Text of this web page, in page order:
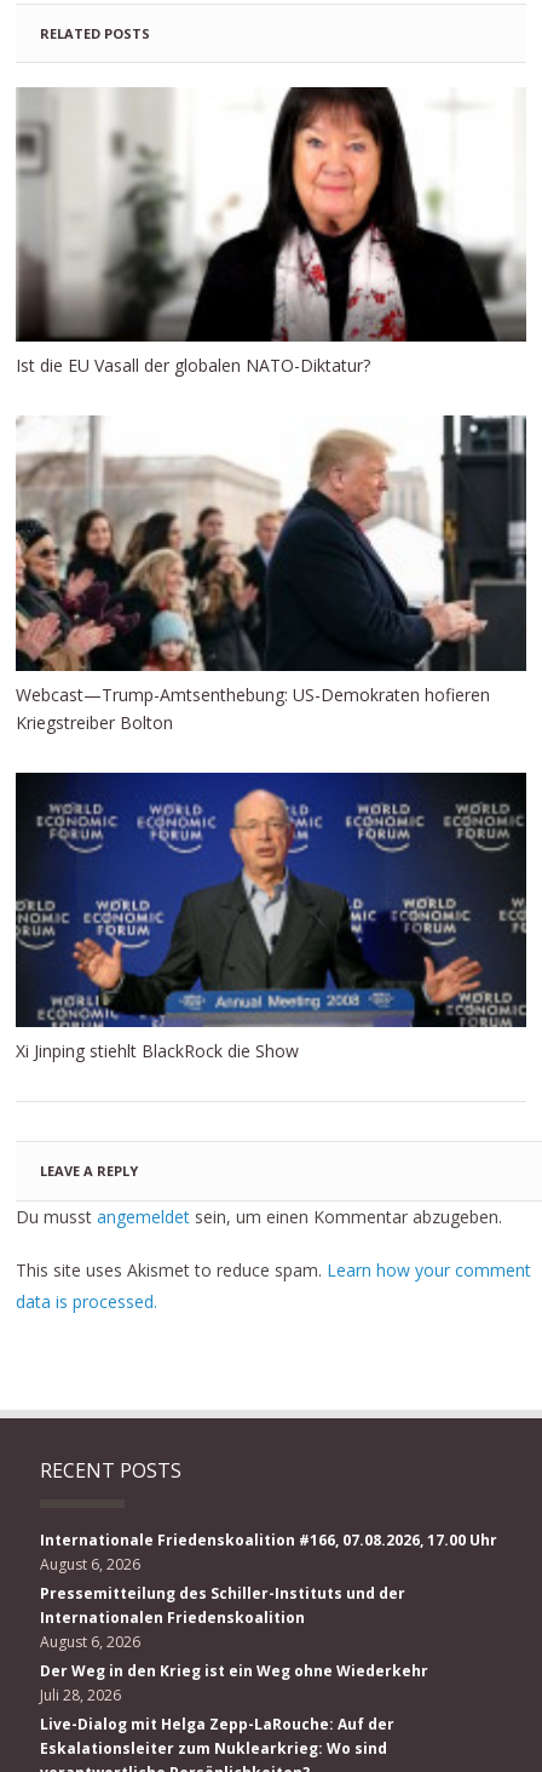
RELATED POSTS
Ist die EU Vasall der globalen NATO-Diktatur?
Webcast—Trump-Amtsenthebung: US-Demokraten hofieren
Kriegstreiber Bolton
Xi Jinping stiehlt BlackRock die Show
LEAVE A REPLY
Du musstangemeldet sein, um einen Kommentar abzugeben.
This site uses Akismet to reduce spam. Learn how your comment
data is processed.
RECENT POSTS
Internationale Friedenskoalition #166, 07.08.2026, 17.00 Uhr
August 6, 2026
Pressemitteilung des Schiller-Instituts und der
Internationalen Friedenskoalition
August 6, 2026
Der Weg in den Krieg ist ein Weg ohne Wiederkehr
Juli 28, 2026
Live-Dialog mit Helga Zepp-LaRouche: Auf der
Eskalationsleiter zum Nuklearkrieg: Wo sind